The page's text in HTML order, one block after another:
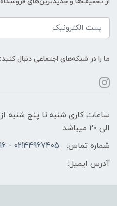
ما را در شبکه‌های اجتماعی دنبال کنید:
الی 20 میباشد
شماره تماس:
02144967405 - 09361868196
آدرس ایمیل: